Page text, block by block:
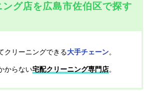
グ店を広島市佐伯区で探す
クリーニングできる大手チェーン。
からない宅配クリーニング専門店。